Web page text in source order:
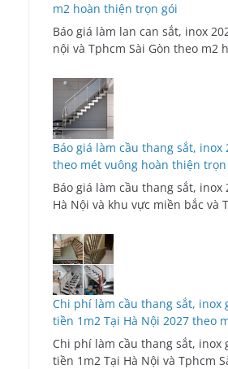
m2 hoàn thiện trọn gói
Báo giá làm lan can sắt, inox
nội và Tphcm Sài Gòn theo m2
Báo giá làm cầu thang sắt, inox
theo mét vuông hoàn thiện trọn
Báo giá làm cầu thang sắt, inox
Hà Nội và khu vực miền bắc và
Chi phí làm cầu thang sắt, inox
tiền 1m2 Tại Hà Nội 2027 theo
Chi phí làm cầu thang sắt, inox
tiền 1m2 Tại Hà Nội và Tphcm